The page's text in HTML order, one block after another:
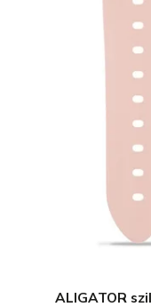
ALIGATOR